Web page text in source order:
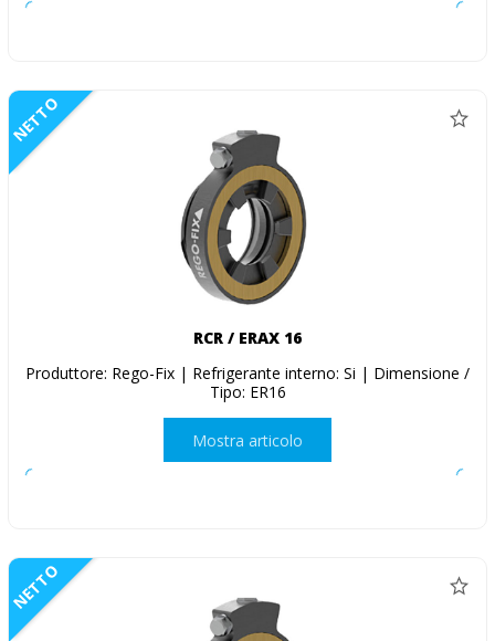
NETTO
RCR / ERAX 16
Produttore: Rego-Fix | Refrigerante interno: Si | Dimensione /
Tipo: ER16
Mostra articolo
NETTO